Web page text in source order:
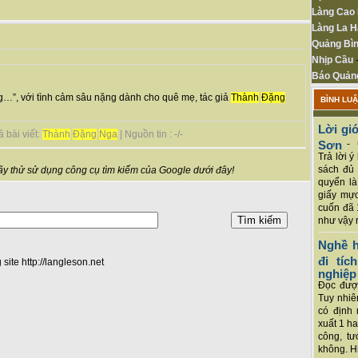
với tình cảm sâu nặng dành cho quê mẹ, tác giả Thành Đặng
bài viết: Thành Đặng Nga | Nguồn tin : -/-
thử sử dụng công cụ tìm kiếm của Google dưới đây!
site http://langleson.net
Làng Cao
Làng La
Quảng
Nhịp Cầu
Báo
BÌNH
Lời
Sơn -
Trả lời ý
sách đủ
quyển
giấy
cuốn đã
như vậy
Nghề
đi
Đọc
Tuy
có định
xuất 1
công,
không.